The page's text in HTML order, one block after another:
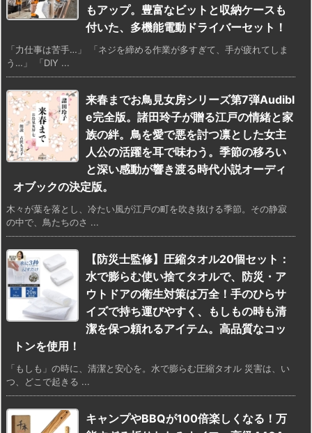
もアップ。豊富なビットと収納ケースも
付いた、多機能電動ドライバーセット！
「力仕事は苦手…」 「ネジを締める作業が多すぎて、手が疲れてしま
う…」 「DIY ...
来春までお鳥見女房シリーズ第7弾Audibl
e完全版。諸田玲子が贈る江戸の情緒と家
族の絆。鳥を愛で悪を討つ凛とした女主
人公の活躍を耳で味わう。季節の移ろい
と深い感動が響き渡る時代小説オーディ
オブックの決定版。
木々が葉を落とし、冷たい風が江戸の町を吹き抜ける季節。その静寂
の中で、鳥たちのさ ...
【防災士監修】圧縮タオル20個セット：
水で膨らむ使い捨てタオルで、防災・ア
ウトドアの衛生対策は万全！手のひらサ
イズで持ち運びやすく、もしもの時も清
潔を保つ頼れるアイテム。高品質なコッ
トンを使用！
「もしも」の時に、清潔と安心を。水で膨らむ圧縮タオル 災害は、い
つ、どこで起きる ...
キャンプやBBQが100倍楽しくなる！万